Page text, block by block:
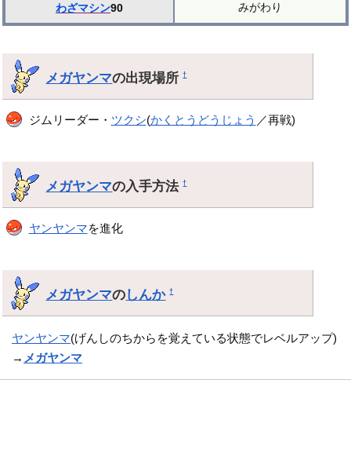
わざマシン90 みがわり
メガヤンマの出現場所†
ジムリーダー・ ツクシ(かくとうどうじょう ／再戦)
メガヤンマの入手方法†
ヤンヤンマを進化
メガヤンマのしんか †
ヤンヤンマ(げんしのちからを覚えている状態でレベルアップ)
→ メガヤンマ